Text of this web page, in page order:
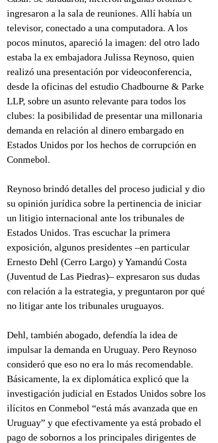
ingresaron a la sala de reuniones. Allí había un
televisor, conectado a una computadora. A los
pocos minutos, apareció la imagen: del otro lado
estaba la ex embajadora Julissa Reynoso, quien
realizó una presentación por videoconferencia,
desde la oficinas del estudio Chadbourne & Parke
LLP, sobre un asunto relevante para todos los
clubes: la posibilidad de presentar una millonaria
demanda en relación al dinero embargado en
Estados Unidos por los hechos de corrupción en
Conmebol.
Reynoso brindó detalles del proceso judicial y dio
su opinión jurídica sobre la pertinencia de iniciar
un litigio internacional ante los tribunales de
Estados Unidos. Tras escuchar la primera
exposición, algunos presidentes –en particular
Ernesto Dehl (Cerro Largo) y Yamandú Costa
(Juventud de Las Piedras)– expresaron sus dudas
con relación a la estrategia, y preguntaron por qué
no litigar ante los tribunales uruguayos.
Dehl, también abogado, defendía la idea de
impulsar la demanda en Uruguay. Pero Reynoso
consideró que eso no era lo más recomendable.
Básicamente, la ex diplomática explicó que la
investigación judicial en Estados Unidos sobre los
ilícitos en Conmebol “está más avanzada que en
Uruguay” y que efectivamente ya está probado el
pago de sobornos a los principales dirigentes de